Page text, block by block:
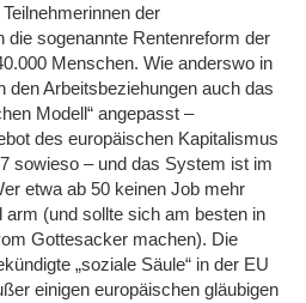
der
die sogenannte Rentenreform der
Menschen. Wie anderswo in
den Arbeitsbeziehungen auch das
Modell“ angepasst –
des europäischen Kapitalismus
sowieso – und das System ist im
etwa ab 50 keinen Job mehr
arm (und sollte sich am besten in
Gottesacker machen). Die
„soziale Säule“ in der EU
einigen europäischen gläubigen